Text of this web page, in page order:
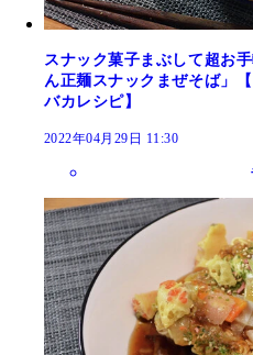
スナック菓子まぶして超お
ん正麺スナックまぜそば」
バカレシピ】
2022年04月29日 11:30